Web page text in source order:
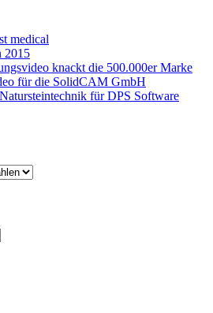
medical
2015
knackt die 500.000er Marke
für die SolidCAM GmbH
für DPS Software